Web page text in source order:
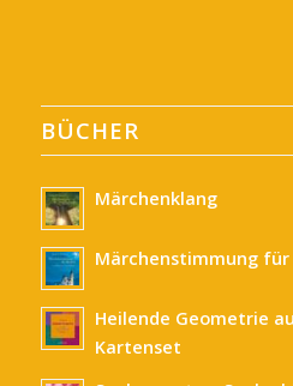
BÜCHER
Märchenklang
Märchenstimmung für
Heilende Geometrie
Kartenset